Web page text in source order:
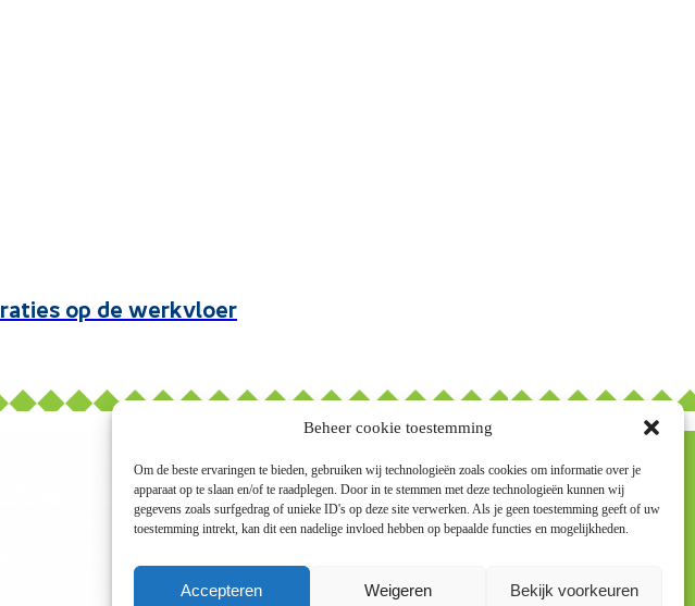
Beheer cookie toestemming
Om de beste ervaringen te bieden, gebruiken wij technologieën zoals cookies om informatie over je
apparaat op te slaan en/of te raadplegen. Door in te stemmen met deze technologieën kunnen wij
gegevens zoals surfgedrag of unieke ID's op deze site verwerken. Als je geen toestemming geeft of uw
toestemming intrekt, kan dit een nadelige invloed hebben op bepaalde functies en mogelijkheden.
Accepteren Weigeren Bekijk voorkeuren
op de werkvloer